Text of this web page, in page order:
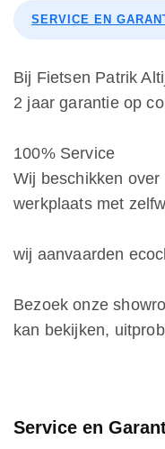
SERVICE EN
Bij Fietsen Patrik
2 jaar garantie op
100% Service
Wij beschikken
werkplaats met
wij aanvaarden
Bezoek onze
kan bekijken,
Service en